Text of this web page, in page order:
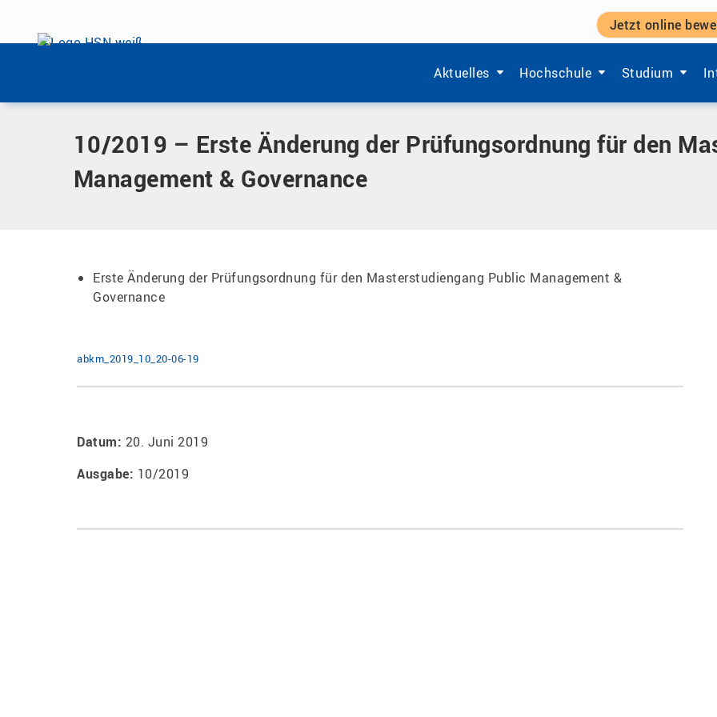
Jetzt online
Aktuelles
Zeige Menü-Unterpunkte von 'Aktuelles'.
Hochschule
Zeige Menü-Unterpunkte von
Studium
Zeige Menü-
Home|Dokumente|10/2019 – Erste Änderung der Prüfungsordnung für den Masterstudiengang Public Management
10/2019 – Erste Änderung der Prüfungsordnung für den
Management & Governance
Erste Änderung der Prüfungsordnung für den Masterstudiengang Public Management &
Governance
abkm_2019_10_20-06-19
Datum: 20. Juni 2019
Ausgabe: 10/2019